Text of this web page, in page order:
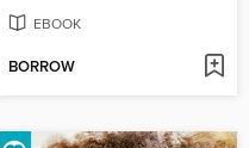
EBOOK
BORROW